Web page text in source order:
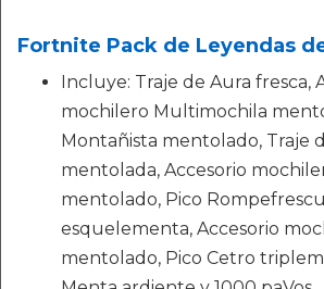
Fortnite Pack de Leyendas
Incluye: Traje de Aura fresca,
mochilero Multimochila
Montañista mentolado, Traje
mentolada, Accesorio
mentolado, Pico
esquelementa, Accesorio
mentolado, Pico Cetro